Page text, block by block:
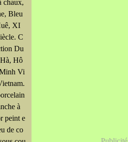
chaux,
Bleu
XI
C
Du
Hô
Vi
à
peint e
de co